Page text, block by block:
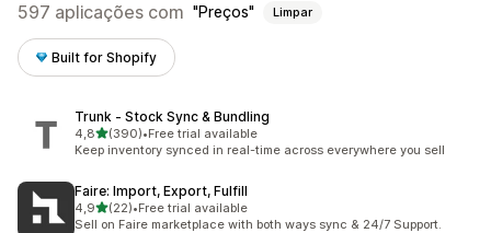
597 aplicações com Preços Limpar
Built for Shopify
Trunk ‑ Stock Sync & Bundling
4,8de 5 estrelas
(390)
390 total de avaliações
•Free trial available
Keep inventory synced in real-time across everywhere you sell
Faire: Import, Export, Fulfill
4,9de 5 estrelas
(22)
22 total de avaliações
•Free trial available
Sell on Faire marketplace with both ways sync & 24/7 Support.